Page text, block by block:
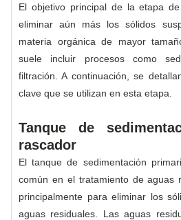
El objetivo principal de la etapa
eliminar aún más los sólidos
materia orgánica de mayor
suele incluir procesos como
filtración. A continuación, se
clave que se utilizan en esta etapa.
Tanque de
rascador
El tanque de sedimentación
común en el tratamiento de aguas
principalmente para eliminar los
aguas residuales. Las aguas